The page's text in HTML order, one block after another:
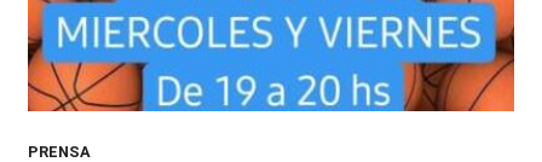
PRENSA